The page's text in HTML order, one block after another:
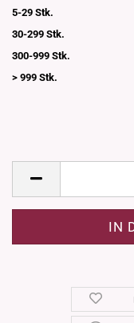
5-29 Stk.
30-299 Stk.
300-999 Stk.
> 999 Stk.